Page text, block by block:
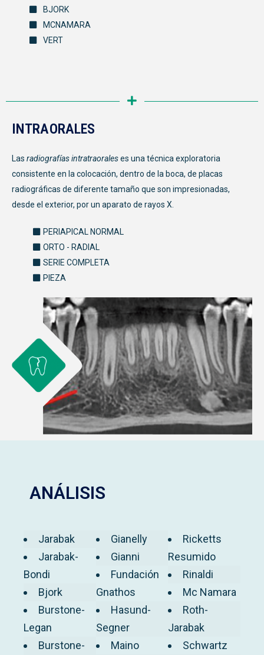
BJORK
MCNAMARA
VERT
INTRAORALES
Las radiografías intratraoraleses una técnica exploratoria
consistente en la colocación, dentro de la boca, de placas
radiográficas de diferente tamaño que son impresionadas,
desde el exterior, por un aparato de rayos X.
PERIAPICAL NORMAL
ORTO - RADIAL
SERIE COMPLETA
PIEZA
ANÁLISIS
Jarabak
Jarabak-
Bondi
Bjork
Burstone-
Legan
Burstone-
Gianelly
Gianni
Fundación
Gnathos
Hasund-
Segner
Maino
Ricketts
Resumido
Rinaldi
Mc Namara
Roth-
Jarabak
Schwartz